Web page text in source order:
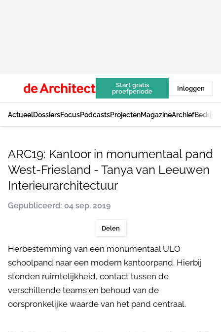
Start gratis
proefperiode
Inloggen
ActueelDossiersFocusPodcastsProjectenMagazineArchief
ARC19: Kantoor in monumentaal pand
West-Friesland - Tanya van Leeuwen
Interieurarchitectuur
Gepubliceerd: 04 sep. 2019
Delen
Herbestemming van een monumentaal ULO
schoolpand naar een modern kantoorpand. Hierbij
stonden ruimtelijkheid, contact tussen de
verschillende teams en behoud van de
oorspronkelijke waarde van het pand centraal.